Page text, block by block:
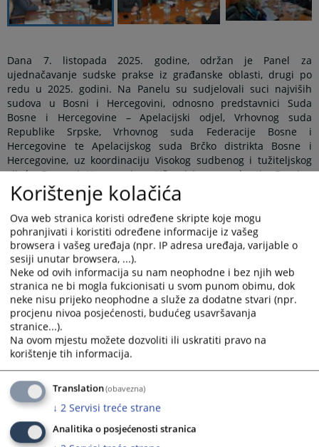
Dana 7. listopada 2025. godine, održan je Panel za
ujednačavanje sudske prakse iz građanske oblasti, drugi po
redu u 2025. godini. Na Panelu su sudjelovali suci najviših
sudova u Bosni i Hercegovini, odnosno predstavnici Suda
Bosne i Hercegovine – Apelacijski odjel, Vrhovnog suda
Republike Srpske, Vrhovnog suda Federacije Bosne i
Hercegovine te Apelacijskog suda Brčko distrikta Bosne i
Hercegovine, uz koordinaciju Visokog sudbenog i tužiteljskog
vijeća Bosne i Hercegovine. Učesnicima se obratio Damjan
Kaurinović, predsjednik Apelacijskog suda Brčko distrikta BiH
kao suda domaćina ovog sastanka, te naglasio značaj Panela
kao mehanizma za ujednačavanje sudske prakse na nivou
države, a radi osiguranja pravne sigurnosti i jednakosti pred
zakonom građana Bosne i Hercegovine.
Na sastanku je usvojen zapisnik sa prethodnog sastanka
Panela iz građanske oblasti koji je održan 10.6.2025. godine u
Vrhovnom sudu Republike Srpske, kada su diskutirane teme:
„Da li se radi o otklonjivom ili neotklonjivom nedostatku u
situaciji kada je označeni tuženi umro prije podnošenja tužbe“,
„Trasirana i sopstvena mjenica (Valjanost sopstvene mjenice
izdate na blanketu trasirane mjenice)“ i „Elementi mjenice i
pravna valjanost mjenice“. Povodom ovih tema usuglašena su
pravna shvaćanja koja su verificirana unutar Panel sudova.
Sukladno Pravilima o radu Panela, shvaćanja će biti objavljena
na znanje ne samo pravosudnoj zajednici, nego i široj javnosti,
nakon što se obrazloženja pravnih shvaćanja pripreme i
verificiraju od strane Panel sudova.
Korištenje kolačića
Ova web stranica koristi određene skripte koje mogu
pohranjivati i koristiti određene informacije iz vašeg
browsera i vašeg uređaja (npr. IP adresa uređaja, varijable o
sesiji unutar browsera, ...).
Neke od ovih informacija su nam neophodne i bez njih web
stranica ne bi mogla fukcionisati u svom punom obimu, dok
neke nisu prijeko neophodne a služe za dodatne stvari (npr.
procjenu nivoa posjećenosti, budućeg usavršavanja
stranice...).
Na ovom mjestu možete dozvoliti ili uskratiti pravo na
korištenje tih informacija.
Translation(obavezna)
↓ 2 Servisi treće strane
Analitika o posjećenosti stranica